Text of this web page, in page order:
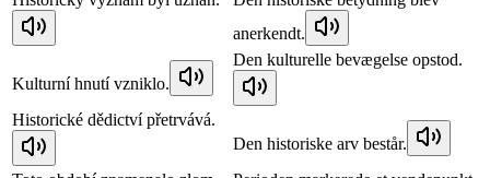
anerkendt.
Kulturní hnutí vzniklo.
Den kulturelle bevægelse opstod.
Historické dědictví přetrvává.
Den historiske arv består.